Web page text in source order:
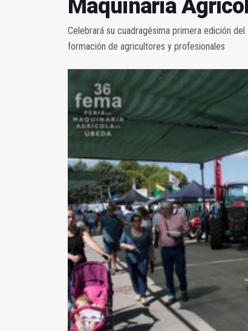
Maquinaria
Celebrará su cuadragésima primera edición
formación de agricultores y profesionales